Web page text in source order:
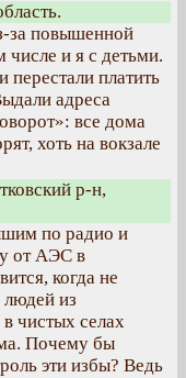
за повышенной
числе и я с детьми.
перестали платить
адреса
все дома
хоть на вокзале
р-н,
по радио и
от АЭС в
когда не
людей из
чистых селах
Почему бы
эти избы? Ведь